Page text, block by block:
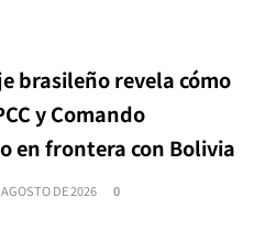
brasileño revela cómo
y Comando
en frontera con Bolivia
DE 2026 0